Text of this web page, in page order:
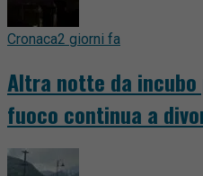
Cronaca2 giorni fa
Altra notte da
fuoco continua a